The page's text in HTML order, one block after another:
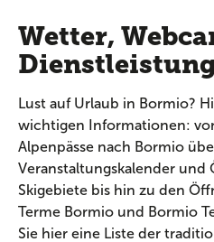
Wetter,
Lust auf Urlaub in Bormio?
wichtigen Informationen:
Alpenpässe nach Bormio
Veranstaltungskalender
Skigebiete bis hin zu den
Terme Bormio und Bormio
Sie hier eine Liste der